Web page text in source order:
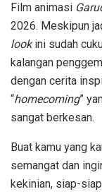
Film animasi
2026. Meskipun
lookini sudah
kalangan
dengan cerita
“homecoming”
sangat berkesan.
Buat kamu yang
semangat dan
kekinian, siap-